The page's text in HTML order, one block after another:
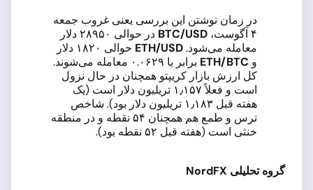
در زمان نوشتن این بررسی یعنی غروب جمعه
۴ آگوست،
BTC/USD
در حوالی ۲۸۹۵۰ دلار
معامله می‌شود.ETH/USD
حوالی ۱۸۲۰ دلار
و ETH/BTC
برابر با ۰.۰۶۲۹ معامله می‌شوند.
کل ارزش بازار کریپتو همچنان در حال نزول
است و فعلاً ۱٫۱۵۷ تریلیون دلار است (یک
هفته قبل ۱٫۱۸۳ تریلیون دلار بود). شاخص
ترس و طمع هم همچنان ۵۴ نقطه و در منطقه
خنثی است (هفته قبل ۵۲ نقطه بود).
گروه تحلیلی NordFX